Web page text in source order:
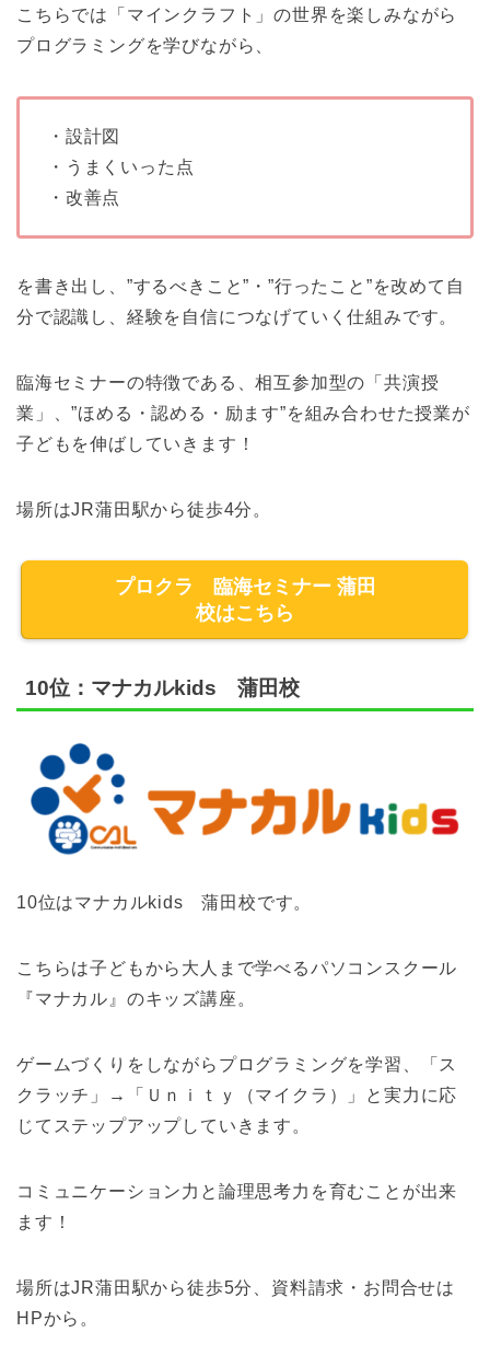
こちらでは「マインクラフト」の世界を楽しみながら
プログラミングを学びながら、
・設計図
・うまくいった点
・改善点
を書き出し、”するべきこと”・”行ったこと”を改めて自
分で認識し、経験を自信につなげていく仕組みです。
臨海セミナーの特徴である、相互参加型の「共演授
業」、”ほめる・認める・励ます”を組み合わせた授業が
子どもを伸ばしていきます！
場所はJR蒲田駅から徒歩4分。
プロクラ 臨海セミナー 蒲田
校はこちら
10位：マナカルkids 蒲田校
10位はマナカルkids 蒲田校です。
こちらは子どもから大人まで学べるパソコンスクール
『マナカル』のキッズ講座。
ゲームづくりをしながらプログラミングを学習、「ス
クラッチ」→「Ｕｎｉｔｙ（マイクラ）」と実力に応
じてステップアップしていきます。
コミュニケーション力と論理思考力を育むことが出来
ます！
場所はJR蒲田駅から徒歩5分、資料請求・お問合せは
HPから。